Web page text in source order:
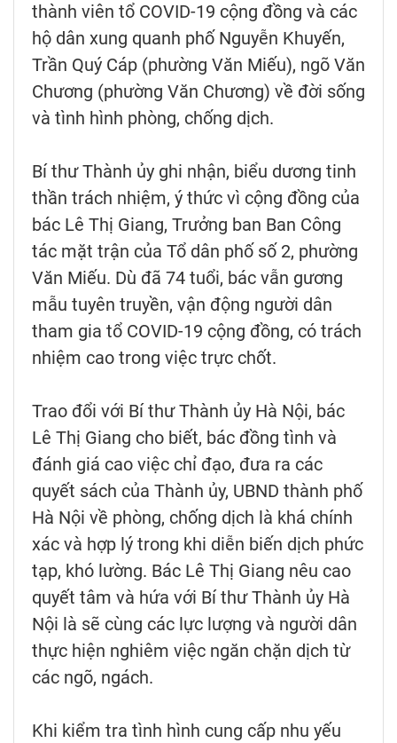
thành viên tổ COVID-19 cộng đồng và các
hộ dân xung quanh phố Nguyễn Khuyến,
Trần Quý Cáp (phường Văn Miếu), ngõ Văn
Chương (phường Văn Chương) về đời sống
và tình hình phòng, chống dịch.
Bí thư Thành ủy ghi nhận, biểu dương tinh
thần trách nhiệm, ý thức vì cộng đồng của
bác Lê Thị Giang, Trưởng ban Ban Công
tác mặt trận của Tổ dân phố số 2, phường
Văn Miếu. Dù đã 74 tuổi, bác vẫn gương
mẫu tuyên truyền, vận động người dân
tham gia tổ COVID-19 cộng đồng, có trách
nhiệm cao trong việc trực chốt.
Trao đổi với Bí thư Thành ủy Hà Nội, bác
Lê Thị Giang cho biết, bác đồng tình và
đánh giá cao việc chỉ đạo, đưa ra các
quyết sách của Thành ủy, UBND thành phố
Hà Nội về phòng, chống dịch là khá chính
xác và hợp lý trong khi diễn biến dịch phức
tạp, khó lường. Bác Lê Thị Giang nêu cao
quyết tâm và hứa với Bí thư Thành ủy Hà
Nội là sẽ cùng các lực lượng và người dân
thực hiện nghiêm việc ngăn chặn dịch từ
các ngõ, ngách.
Khi kiểm tra tình hình cung cấp nhu yếu